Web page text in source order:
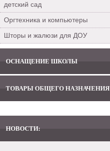
детский сад
Оргтехника и компьютеры
Шторы и жалюзи для ДОУ
ОСНАЩЕНИЕ ШКОЛЫ
ТОВАРЫ ОБЩЕГО НАЗНАЧЕНИЯ
НОВОСТИ: